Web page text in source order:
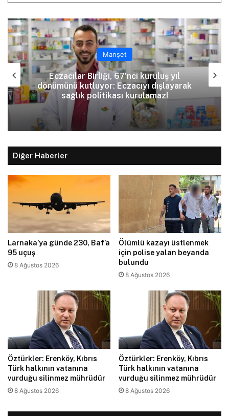
Manşet
Eczacılar Birliği, 67’nci kuruluş yıl
dönümünü kutluyor: Eczacıyı dışlayarak
sağlık politikası kurulamaz!
Diğer Haberler
Larnaka’ya günde 230, Baf’a
95 uçuş
8 Ağustos 2026
Ölümlü kazayı üstlenmek
için polise yalan beyanda
bulundu
8 Ağustos 2026
Öztürkler: Erenköy, Kıbrıs
Türk halkının vatanına
vurduğu silinmez mührüdür
8 Ağustos 2026
Öztürkler: Erenköy, Kıbrıs
Türk halkının vatanına
vurduğu silinmez mührüdür
8 Ağustos 2026